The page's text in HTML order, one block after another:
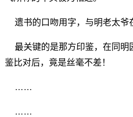
遗书的口吻用字，与明老太爷
最关键的是那方印鉴，在同明
鉴比对后，竟是丝毫不差！
……
……